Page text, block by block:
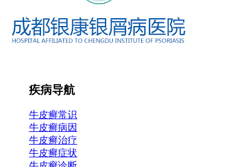
疾病导航
牛皮癣常识
牛皮癣病因
牛皮癣治疗
牛皮癣症状